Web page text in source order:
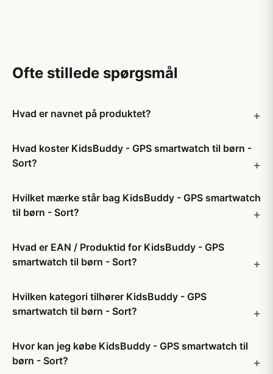
Ofte stillede spørgsmål
Hvad er navnet på produktet?
Hvad koster KidsBuddy - GPS smartwatch til børn -
Sort?
Hvilket mærke står bag KidsBuddy - GPS smartwatch
til børn - Sort?
Hvad er EAN / Produktid for KidsBuddy - GPS
smartwatch til børn - Sort?
Hvilken kategori tilhører KidsBuddy - GPS
smartwatch til børn - Sort?
Hvor kan jeg købe KidsBuddy - GPS smartwatch til
børn - Sort?